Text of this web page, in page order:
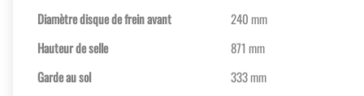
Diamètre disque de frein avant
240 mm
Hauteur de selle
871 mm
Garde au sol
333 mm